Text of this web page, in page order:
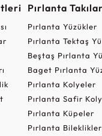
Pırlanta Takılar
Pırlanta Yüzükler
Pırlanta Tektaş
Beştaş Pırlanta
Baget Pırlanta
Pırlanta Kolyeler
Pırlanta Safir
Pırlanta Küpeler
Pırlanta Bileklikler